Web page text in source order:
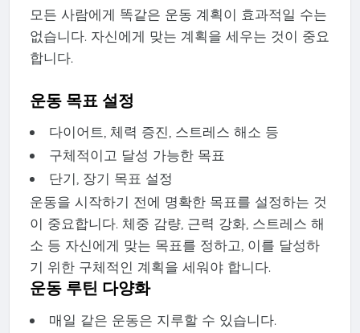
모든 사람에게 똑같은 운동 계획이 효과적일 수는
없습니다. 자신에게 맞는 계획을 세우는 것이 중요
합니다.
운동 목표 설정
다이어트, 체력 증진, 스트레스 해소 등
구체적이고 달성 가능한 목표
단기, 장기 목표 설정
운동을 시작하기 전에 명확한 목표를 설정하는 것
이 중요합니다. 체중 감량, 근력 강화, 스트레스 해
소 등 자신에게 맞는 목표를 정하고, 이를 달성하
기 위한 구체적인 계획을 세워야 합니다.
운동 루틴 다양화
매일 같은 운동은 지루할 수 있습니다.